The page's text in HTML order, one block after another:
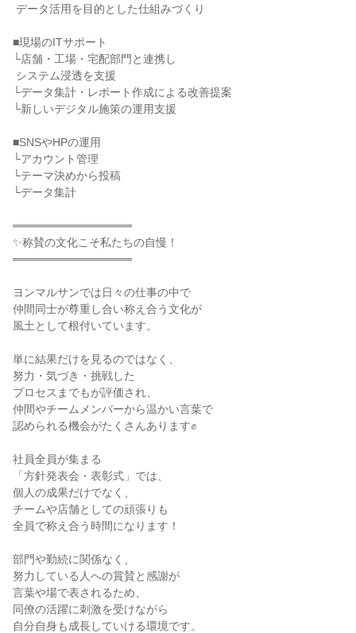
■現場のITサポート
└店舗・工場・宅配部門と連携し
└データ集計・レポート作成による改善提案
└新しいデジタル施策の運用支援
■SNSやHPの運用
└アカウント管理
└テーマ決めから投稿
└データ集計
═══════════════
✨称賛の文化こそ私たちの自慢！
═══════════════
ヨンマルサンでは日々の仕事の中で
仲間同士が尊重し合い称え合う文化が
風土として根付いています。
単に結果だけを見るのではなく、
努力・気づき・挑戦した
プロセスまでもが評価され、
仲間やチームメンバーから温かい言葉で
認められる機会がたくさんあります✊
社員全員が集まる
「方針発表会・表彰式」では、
個人の成果だけでなく、
チームや店舗としての頑張りも
全員で称え合う時間になります！
部門や勤続に関係なく、
努力している人への賞賛と感謝が
言葉や場で表されるため、
同僚の活躍に刺激を受けながら
自分自身も成長していける環境です。